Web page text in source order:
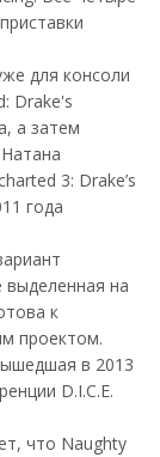
для консоли
Drake's
а затем
3: Drake’s
года
выделенная на
к
проектом.
в 2013
D.I.C.E.
что Naughty